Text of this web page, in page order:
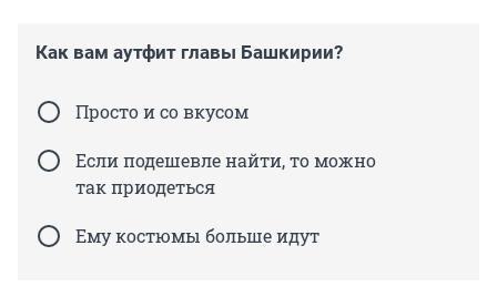
Как вам аутфит главы Башкирии?
Просто и со вкусом
Если подешевле найти, то можно
так приодеться
Ему костюмы больше идут